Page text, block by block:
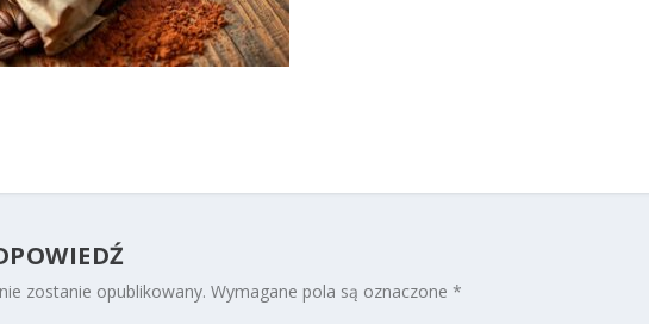
zostanie opublikowany. Wymagane pola są oznaczone *